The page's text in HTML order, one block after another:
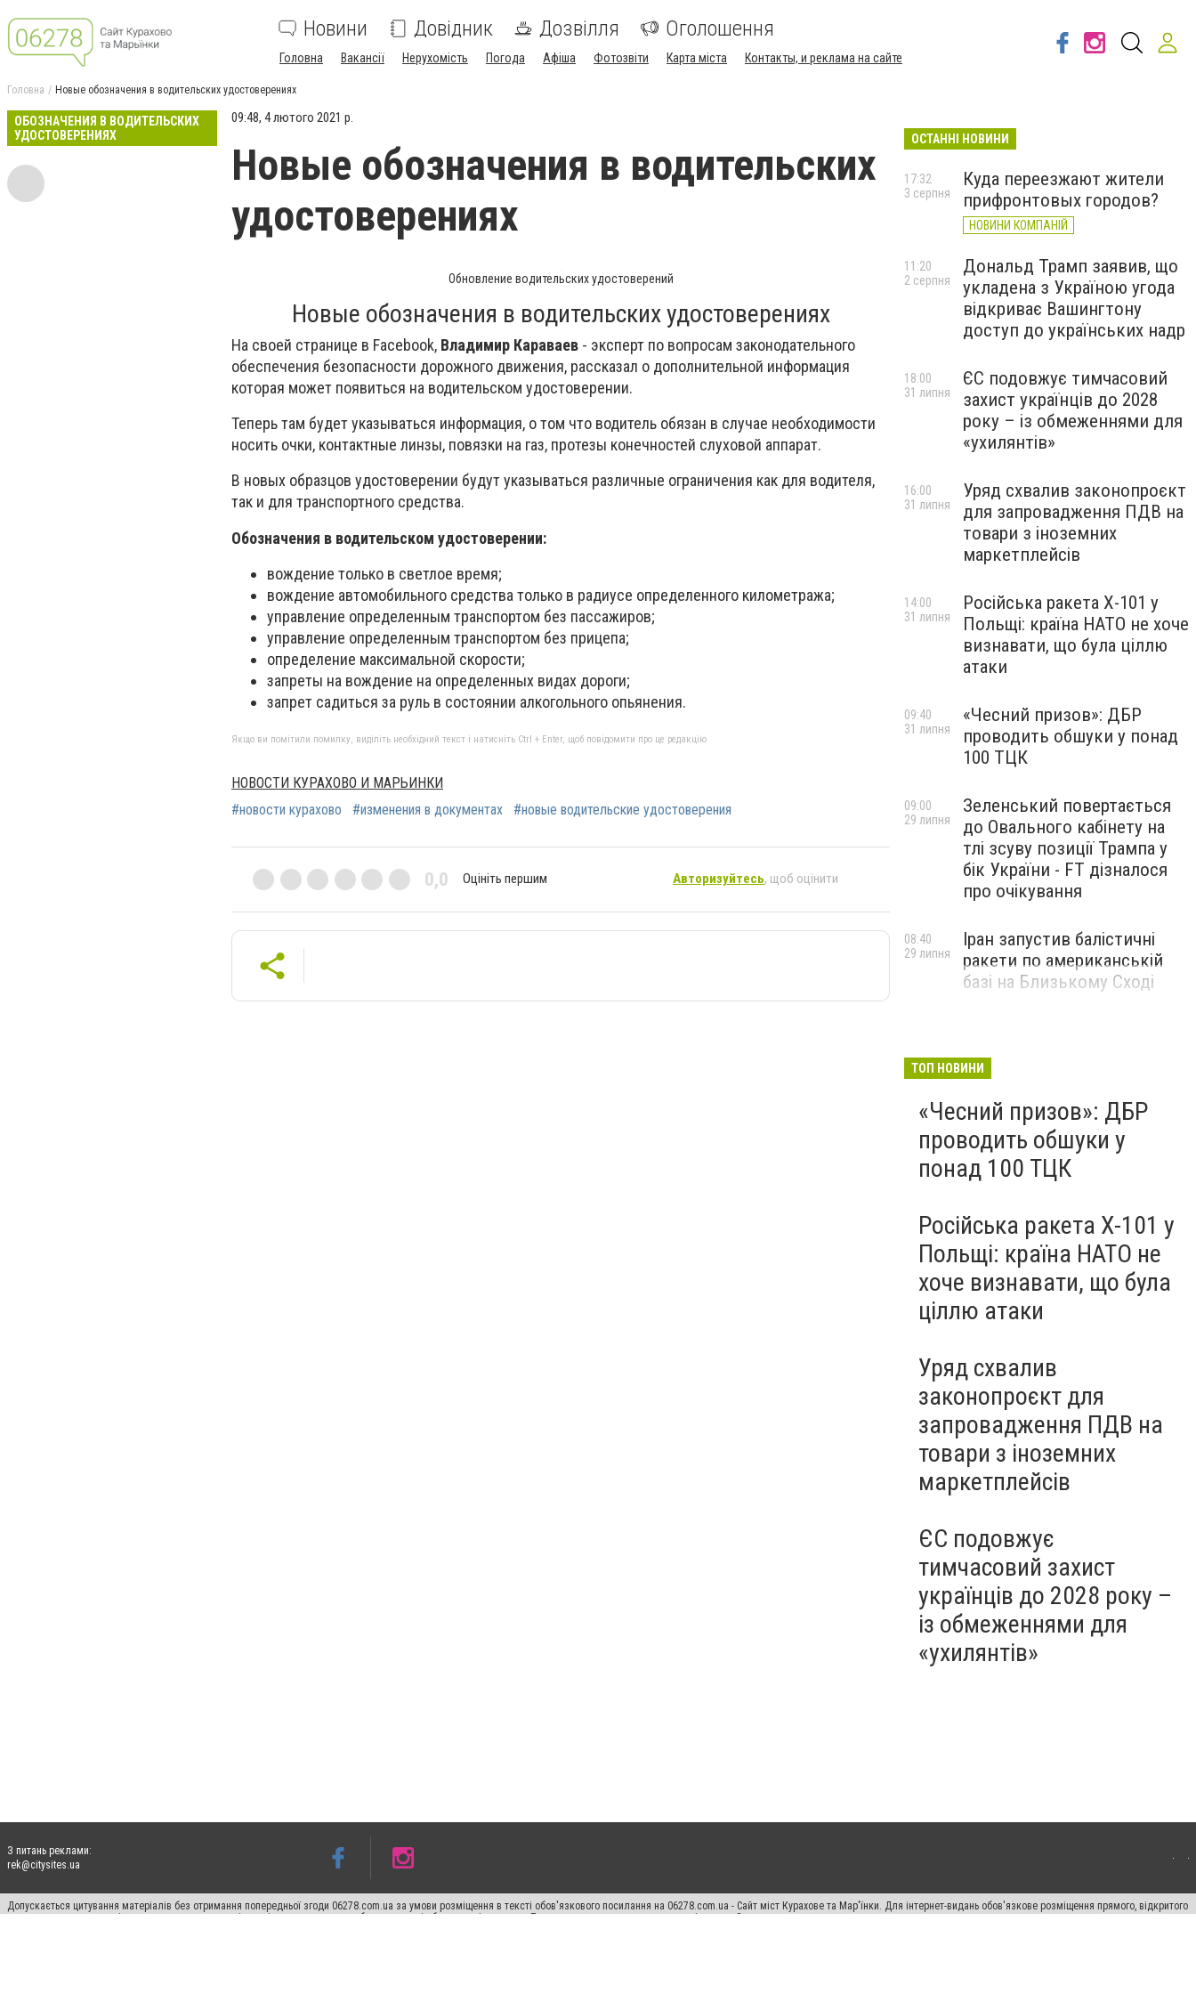
Новини Довідник Дозвілля Оголошення
Головна Вакансії Нерухомість Погода Афіша Фотозвіти Карта міста Контакты, и реклама на сайте
Головна Новые обозначения в водительских удостоверениях
ОБОЗНАЧЕНИЯ В ВОДИТЕЛЬСКИХ
УДОСТОВЕРЕНИЯХ
09:48, 4 лютого 2021 р.
Новые обозначения в водительских
удостоверениях
Обновление водительских удостоверений
Новые обозначения в водительских удостоверениях
На своей странице в Facebook, Владимир Караваев - эксперт по вопросам законодательного
обеспечения безопасности дорожного движения, рассказал о дополнительной информация
которая может появиться на водительском удостоверении.
Теперь там будет указываться информация, о том что водитель обязан в случае необходимости
носить очки, контактные линзы, повязки на газ, протезы конечностей слуховой аппарат.
В новых образцов удостоверении будут указываться различные ограничения как для водителя,
так и для транспортного средства.
Обозначения в водительском удостоверении:
вождение только в светлое время;
вождение автомобильного средства только в радиусе определенного километража;
управление определенным транспортом без пассажиров;
управление определенным транспортом без прицепа;
определение максимальной скорости;
запреты на вождение на определенных видах дороги;
запрет садиться за руль в состоянии алкогольного опьянения.
Якщо ви помітили помилку, виділіть необхідний текст і натисніть Ctrl + Enter, щоб повідомити про це редакцію
НОВОСТИ КУРАХОВО И МАРЬИНКИ
#новости курахово
#изменения в документах #новые водительские удостоверения
0,0 Оцініть першим Авторизуйтесь, щоб оцінити
ОСТАННІ НОВИНИ
Куда переезжают жители
прифронтовых городов?
НОВИНИ КОМПАНІЙ
17:32
3 серпня
Дональд Трамп заявив, що
укладена з Україною угода
відкриває Вашингтону
доступ до українських надр
11:20
2 серпня
ЄС подовжує тимчасовий
захист українців до 2028
року – із обмеженнями для
«ухилянтів»
18:00
31 липня
Уряд схвалив законопроєкт
для запровадження ПДВ на
товари з іноземних
маркетплейсів
16:00
31 липня
Російська ракета Х-101 у
Польщі: країна НАТО не хоче
визнавати, що була ціллю
атаки
14:00
31 липня
«Чесний призов»: ДБР
проводить обшуки у понад
100 ТЦК
09:40
31 липня
Зеленський повертається
до Овального кабінету на
тлі зсуву позиції Трампа у
бік України - FT дізналося
про очікування
09:00
29 липня
Іран запустив балістичні
ракети по американській
базі на Близькому Сході
08:40
29 липня
ТОП НОВИНИ
«Чесний призов»: ДБР
проводить обшуки у
понад 100 ТЦК
Російська ракета Х-101 у
Польщі: країна НАТО не
хоче визнавати, що була
ціллю атаки
Уряд схвалив
законопроєкт для
запровадження ПДВ на
товари з іноземних
маркетплейсів
ЄС подовжує
тимчасовий захист
українців до 2028 року –
із обмеженнями для
«ухилянтів»
З питань реклами:
rek@citysites.ua
Допускається цитування матеріалів без отримання попередньої згоди 06278.com.ua за умови розміщення в тексті обов'язкового посилання на 06278.com.ua - Сайт міст Курахове та Мар'їнки. Для інтернет-видань обов'язкове розміщення прямого, відкритого
для пошукових систем гіперпосилання на цитовані статті не нижче другого абзацу в тексті або в якості джерела. Порушення виняткових прав переслідується Законом.